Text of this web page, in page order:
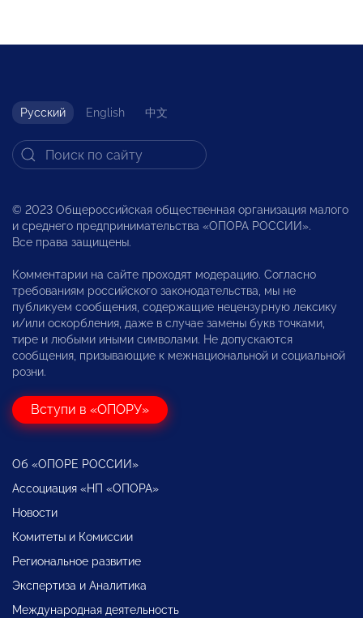
Русский English 中文
© 2023 Общероссийская общественная организация малого
и среднего предпринимательства «ОПОРА РОССИИ».
Все права защищены.
Комментарии на сайте проходят модерацию. Согласно
требованиям российского законодательства, мы не
публикуем сообщения, содержащие нецензурную лексику
и/или оскорбления, даже в случае замены букв точками,
тире и любыми иными символами. Не допускаются
сообщения, призывающие к межнациональной и социальной
розни.
Вступи в «ОПОРУ»
Об «ОПОРЕ РОССИИ»
Ассоциация «НП «ОПОРА»
Новости
Комитеты и Комиссии
Региональное развитие
Экспертиза и Аналитика
Международная деятельность